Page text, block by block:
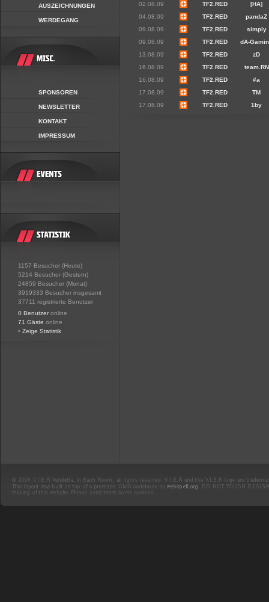
AUSZEICHNUNGEN
WERDEGANG
SPONSOREN
NEWSLETTER
KONTAKT
IMPRESSUM
1157 Besucher (Heute)
5214 Besucher (Gestern)
24859 Besucher (Monat)
3919333 Besucher insgesamt
37711 registrierte Benutzer
0 Benutzer online
71 Gäste online
• Zeige Statistik
02.08.09
TF2.RED
[HA]
04.08.09
TF2.RED
pandaZ
09.08.09
TF2.RED
simply
09.08.09
TF2.RED
dA-
13.08.09
TF2.RED
zD
16.08.09
TF2.RED
team.RN
16.08.09
TF2.RED
#a
17.08.09
TF2.RED
TM
17.08.09
TF2.RED 1by